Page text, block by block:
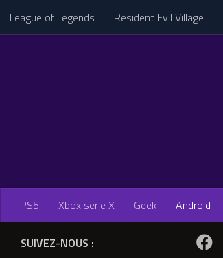
Skip to content
League of Legends Resident Evil Village
PS5 Xbox serie X Geek Android
SUIVEZ-NOUS :